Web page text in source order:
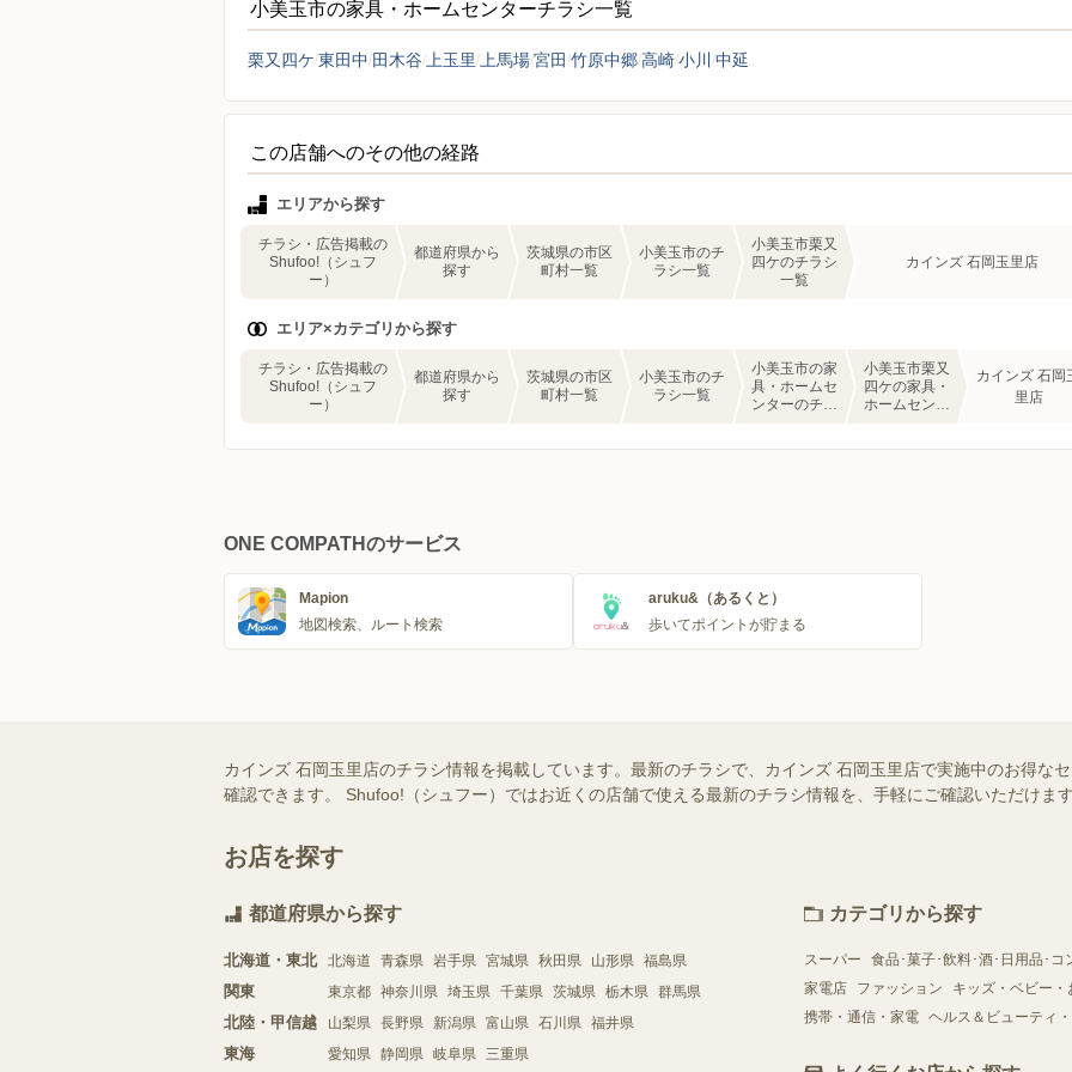
小美玉市の家具・ホームセンターチラシ一覧
栗又四ケ 東田中 田木谷 上玉里 上馬場宮田 竹原中郷高崎小川 中延
この店舗へのその他の経路
エリアから探す
チラシ・広告掲載の
Shufoo!（シュフ
ー）
都道府県から
探す
茨城県の市区
町村一覧
小美玉市のチ
ラシ一覧
小美玉市栗又
四ケのチラシ
一覧
カインズ 石岡玉里店
エリア×カテゴリから探す
チラシ・広告掲載の
Shufoo!（シュフ
ー）
都道府県から
探す
茨城県の市区
町村一覧
小美玉市のチ
ラシ一覧
小美玉市の家
具・ホームセ
ンターのチラ
小美玉市栗又
四ケの家具・
ホームセンタ
カインズ 石岡
里店
ONE COMPATHのサービス
Mapion
地図検索、ルート検索
aruku&（あるくと）
歩いてポイントが貯まる
カインズ 石岡玉里店のチラシ情報を掲載しています。最新のチラシで、カインズ 石岡玉里店で実施中のお得な
確認できます。 Shufoo!（シュフー）ではお近くの店舗で使える最新のチラシ情報を、手軽にご確認いただけま
お店を探す
都道府県から探す
北海道・東北 北海道 青森県 岩手県 宮城県 秋田県 山形県 福島県
関東 東京都 神奈川県 埼玉県 千葉県 茨城県 栃木県 群馬県
北陸・甲信越 山梨県 長野県 新潟県 富山県 石川県 福井県
東海 愛知県 静岡県 岐阜県 三重県
カテゴリから探す
スーパー
食品･菓子･飲料･酒･日用品･コ
家電店
ファッション
キッズ・ベビー・
携帯・通信・家電 ヘルス＆ビューティ